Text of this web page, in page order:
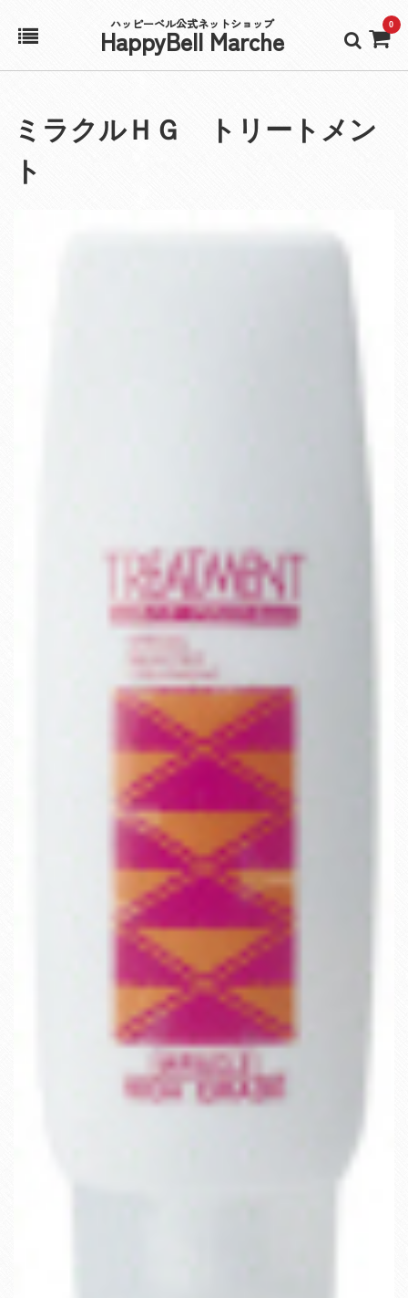
ハッピーベル公式ネットショップ
HappyBell Marche 0
アカウント
カート
ミラクルＨＧ トリートメン
ト